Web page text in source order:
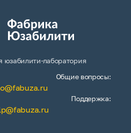
юзабилити-лаборатория
Общие вопросы:
Поддержка: